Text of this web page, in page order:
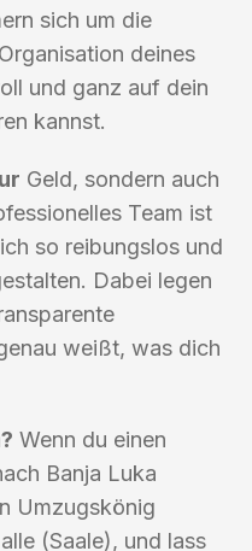
sich um die
deines
und ganz auf dein
kannst.
Geld, sondern auch
Team ist
so reibungslos und
Dabei legen
weißt, was dich
Wenn du einen
Banja Luka
Umzugskönig
(Saale), und lass